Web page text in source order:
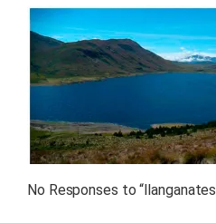
No Responses to “llanganates